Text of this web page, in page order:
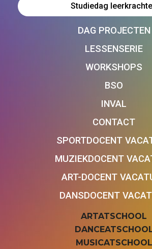
Studiedag
DAG PROJECTEN
LESSENSERIE
WORKSHOPS
BSO
INVAL
CONTACT
SPORTDOCENT
MUZIEKDOCENT
ART-DOCENT
DANSDOCENT
ARTATSCHOOL
MUSICATSCHOOL